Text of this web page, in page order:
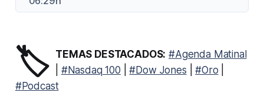
🏷️ TEMAS DESTACADOS: #Agenda Matinal
#Nasdaq 100 |#Dow Jones |#Oro
#Podcast